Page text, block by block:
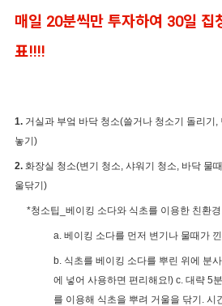
매일 20분씩만 투자하여 30일 집
표!!!!
1. 거실과 부엌 바닥 청소(쓸거나 청소기 돌리기
놓기)
2. 화장실 청소(변기 청소, 샤워기 청소, 바닥 물
울닦기)
*청소팁_베이킹 소다와 식초를 이용한 친환
a. 베이킹 소다를 먼저 변기나 물때가
b. 식초를 베이킹 소다를 뿌린 위에 분
에 넣어 사용하면 편리해요!) c. 대략 5
를 이용해 식초을 뿌려 거울을 닦기. 시